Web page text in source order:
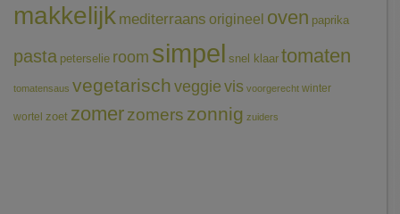
makkelijk mediterraans origineel oven paprika
pasta peterselie room simpel snel klaar tomaten
tomatensaus vegetarischveggie vis voorgerecht winter
wortel zoet zomerzomers zonnig zuiders